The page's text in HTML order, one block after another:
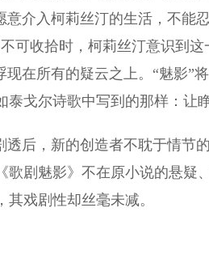
介入柯莉丝汀的生活，不能
可收拾时，柯莉丝汀意识到
现在所有的疑云之上。“魅影”
戈尔诗歌中写到的那样：让
后，新的创造者不耽于情节
歌剧魅影》不在原小说的悬疑
戏剧性却丝毫未减。